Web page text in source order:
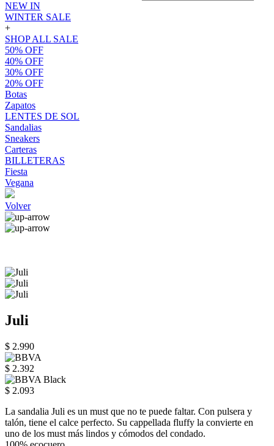
NEW IN
WINTER SALE
+
SHOP ALL SALE
50% OFF
40% OFF
30% OFF
20% OFF
Botas
Zapatos
LENTES DE SOL
Sandalias
Sneakers
Carteras
BILLETERAS
Fiesta
Vegana
Volver
Juli
$ 2.990
$ 2.392
$ 2.093
La sandalia Juli es un must que no te puede faltar. Con pulsera y
talón, tiene el calce perfecto. Su cappellada fluffy la convierte en
uno de los must más lindos y cómodos del condado.